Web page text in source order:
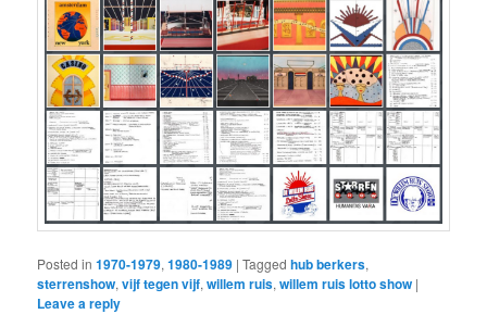
Posted in 1970-1979,1980-1989 |Tagged hub berkers,
sterrenshow,vijf tegen vijf,willem ruis,willem ruis lotto show |
Leave a reply